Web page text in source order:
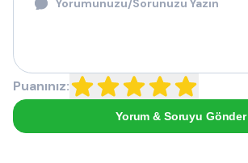
Puanınız:
Yorum & Soruyu Gönder